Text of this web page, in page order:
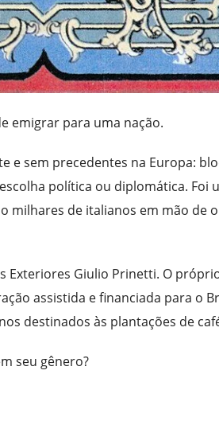
emigrar para uma nação.
e sem precedentes na Europa:
política ou diplomática. Foi
de italianos em mão de
Exteriores Giulio Prinetti. O
assistida e financiada para o
destinados às plantações de
seu gênero?